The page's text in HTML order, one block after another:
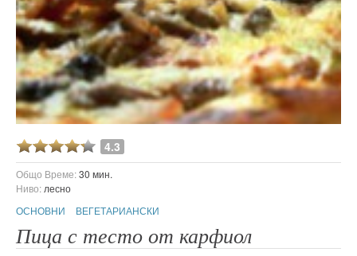
4.3
Общо Време:30 мин.
Ниво: лесно
ОСНОВНИ
ВЕГЕТАРИАНСКИ
Пица с тесто от карфиол